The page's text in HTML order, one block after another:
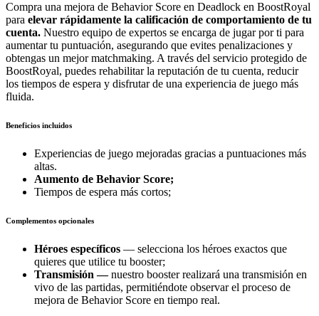
Compra una mejora de Behavior Score en Deadlock en BoostRoyal
para elevar rápidamente la calificación de comportamiento de tu
cuenta. Nuestro equipo de expertos se encarga de jugar por ti para
aumentar tu puntuación, asegurando que evites penalizaciones y
obtengas un mejor matchmaking. A través del servicio protegido de
BoostRoyal, puedes rehabilitar la reputación de tu cuenta, reducir
los tiempos de espera y disfrutar de una experiencia de juego más
fluida.
Beneficios incluidos
Experiencias de juego mejoradas gracias a puntuaciones más
altas.
Aumento de Behavior Score;
Tiempos de espera más cortos;
Complementos opcionales
Héroes específicos — selecciona los héroes exactos que
quieres que utilice tu booster;
Transmisión — nuestro booster realizará una transmisión en
vivo de las partidas, permitiéndote observar el proceso de
mejora de Behavior Score en tiempo real.